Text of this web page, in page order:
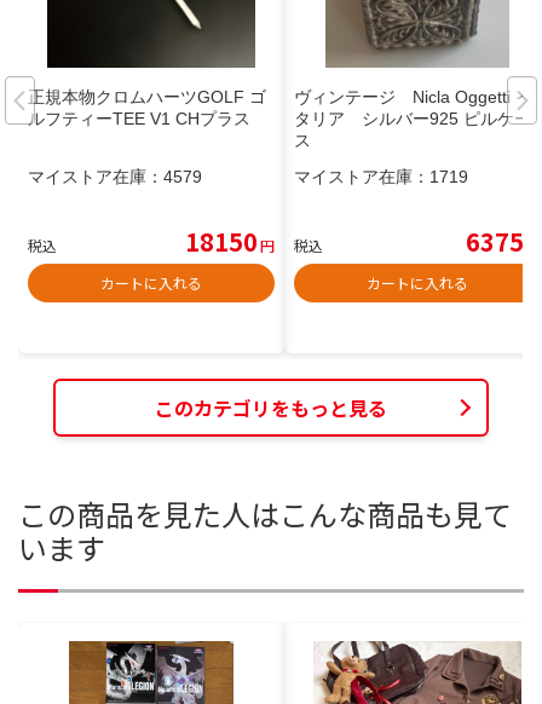
正規本物クロムハーツGOLF ゴ
ルフティーTEE V1 CHプラス
マイストア在庫： 4579
税込 18150円
カートに入れる
ヴィンテージ Nicla Oggetti イ
タリア シルバー925 ピルケー
ス
マイストア在庫： 1719
税込 6375
カートに入れる
このカテゴリをもっと見る
この商品を見た人はこんな商品も見て
います